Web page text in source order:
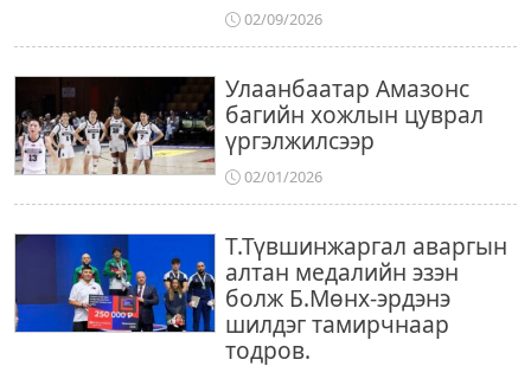
02/09/2026
Улаанбаатар Амазонс
багийн хожлын цуврал
үргэлжилсээр
02/01/2026
Т.Түвшинжаргал аваргын
алтан медалийн эзэн
болж Б.Мөнх-эрдэнэ
шилдэг тамирчнаар
тодров.